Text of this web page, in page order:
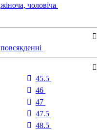
жіноча, чоловіча
повсякденні
45.5
46
47
47.5
48.5